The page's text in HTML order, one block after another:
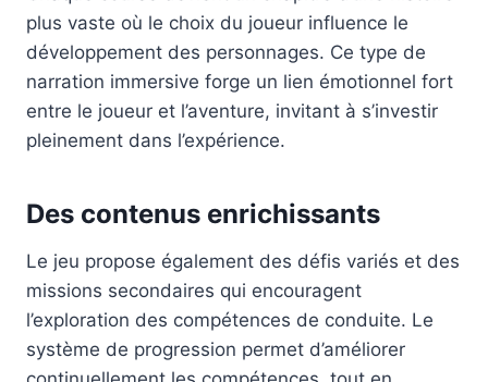
plus vaste où le choix du joueur influence le
développement des personnages. Ce type de
narration immersive forge un lien émotionnel fort
entre le joueur et l’aventure, invitant à s’investir
pleinement dans l’expérience.
Des contenus enrichissants
Le jeu propose également des défis variés et des
missions secondaires qui encouragent
l’exploration des compétences de conduite. Le
système de progression permet d’améliorer